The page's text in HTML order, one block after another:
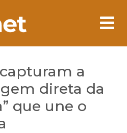
a
direta da
que une o